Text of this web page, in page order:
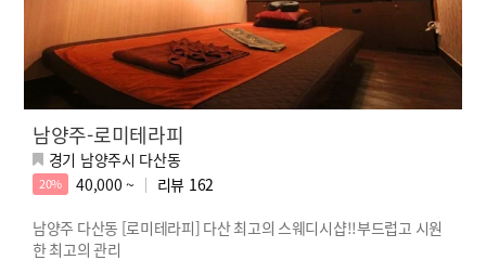
남양주-로미테라피
경기 남양주시 다산동
20% 40,000 ~ 리뷰 162
남양주 다산동 [로미테라피] 다산 최고의 스웨디시샵!!부드럽고 시원
한 최고의 관리